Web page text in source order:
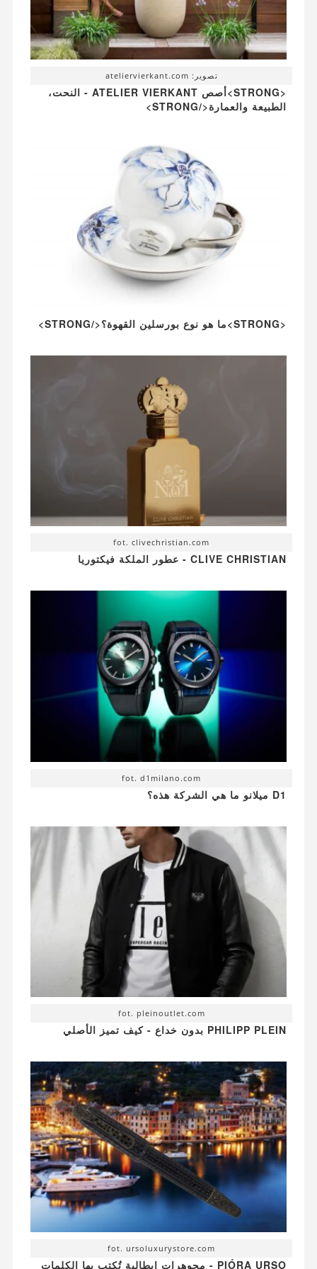
تصوير: ateliervierkant.com
<STRONG>أصص ATELIER VIERKANT - النحت،
الطبيعة والعمارة</STRONG>
<STRONG>ما هو نوع بورسلين القهوة؟</STRONG>
fot. clivechristian.com
CLIVE CHRISTIAN - عطور الملكة فيكتوريا
fot. d1milano.com
D1 ميلانو ما هي الشركة هذه؟
fot. pleinoutlet.com
PHILIPP PLEIN بدون خداع - كيف تميز الأصلي
fot. ursoluxurystore.com
PIÓRA URSO - مجوهرات إيطالية تُكتب بها الكلمات